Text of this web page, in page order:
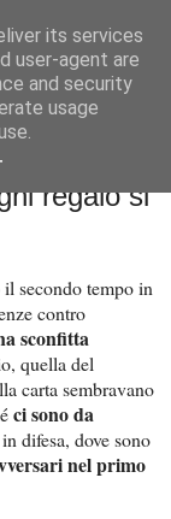
regalo si
secondo tempo in
contro
sconfitta
quella del
carta sembravano
ci sono da
difesa, dove sono
nel primo
its services
user-agent are
and security
usage